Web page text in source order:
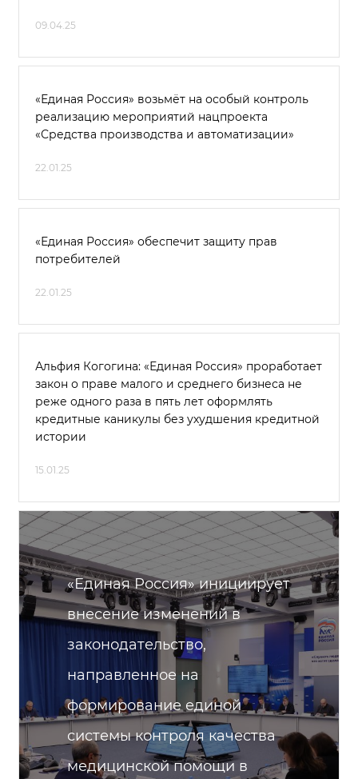
09.04.25
«Единая Россия» возьмёт на особый контроль
реализацию мероприятий нацпроекта
«Средства производства и автоматизации»
22.01.25
«Единая Россия» обеспечит защиту прав
потребителей
22.01.25
Альфия Когогина: «Единая Россия» проработает
закон о праве малого и среднего бизнеса не
реже одного раза в пять лет оформлять
кредитные каникулы без ухудшения кредитной
истории
15.01.25
«Единая Россия» инициирует
внесение изменений в
законодательство,
направленное на
формирование единой
системы контроля качества
медицинской помощи в